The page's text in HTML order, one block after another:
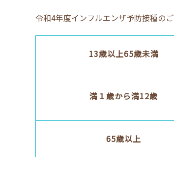
令和4年度インフルエンザ予防接種の
13歳以上65歳未満
満１歳から満12歳
65歳以上